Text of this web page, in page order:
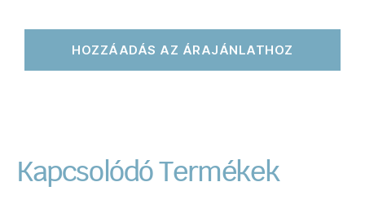
HOZZÁADÁS AZ ÁRAJÁNLATHOZ
Kapcsolódó Termékek